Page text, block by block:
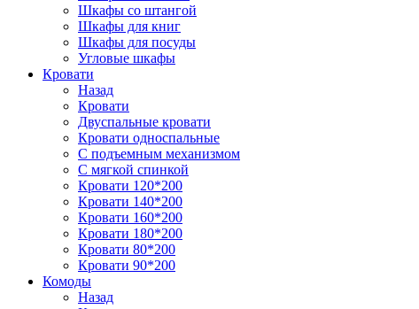
Шкафы со штангой
Шкафы для книг
Шкафы для посуды
Угловые шкафы
Кровати
Назад
Кровати
Двуспальные кровати
Кровати односпальные
С подъемным механизмом
С мягкой спинкой
Кровати 120*200
Кровати 140*200
Кровати 160*200
Кровати 180*200
Кровати 80*200
Кровати 90*200
Комоды
Назад